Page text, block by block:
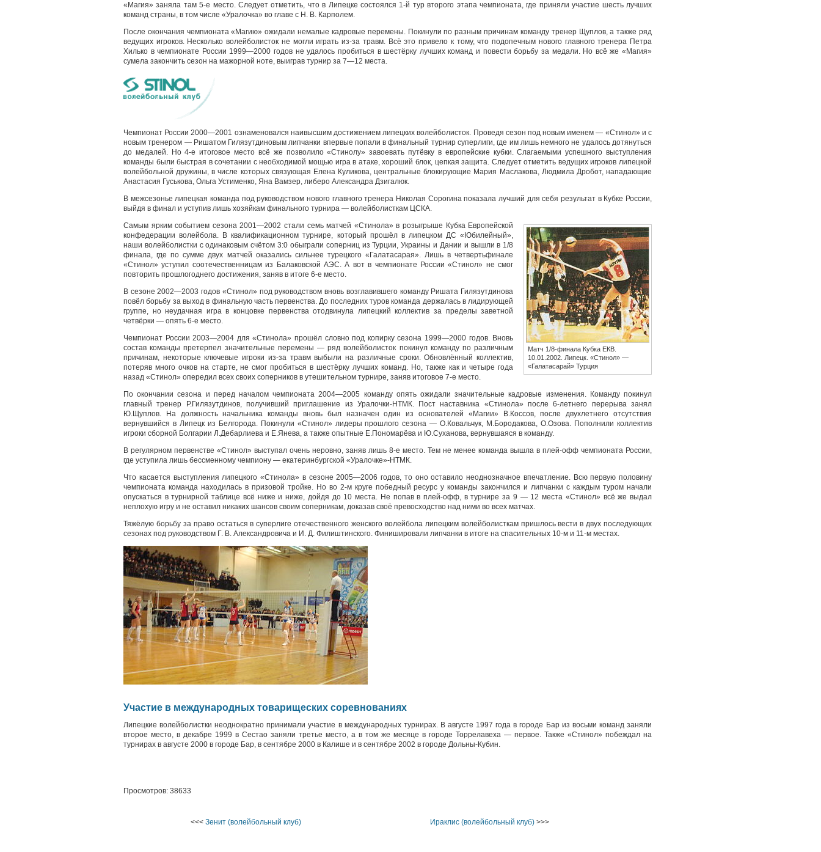
«Магия» заняла там 5-е место. Следует отметить, что в Липецке состоялся 1-й тур второго этапа чемпионата, где приняли участие шесть лучших
команд страны, в том числе «Уралочка» во главе с Н. В. Карполем.
После окончания чемпионата «Магию» ожидали немалые кадровые перемены. Покинули по разным причинам команду тренер Щуплов, а также ряд
ведущих игроков. Несколько волейболисток не могли играть из-за травм. Всё это привело к тому, что подопечным нового главного тренера Петра
Хилько в чемпионате России 1999—2000 годов не удалось пробиться в шестёрку лучших команд и повести борьбу за медали. Но всё же «Магия»
сумела закончить сезон на мажорной ноте, выиграв турнир за 7—12 места.
Чемпионат России 2000—2001 ознаменовался наивысшим достижением липецких волейболисток. Проведя сезон под новым именем — «Стинол» и с
новым тренером — Ришатом Гилязутдиновым липчанки впервые попали в финальный турнир суперлиги, где им лишь немного не удалось дотянуться
до медалей. Но 4-е итоговое место всё же позволило «Стинолу» завоевать путёвку в европейские кубки. Слагаемыми успешного выступления
команды были быстрая в сочетании с необходимой мощью игра в атаке, хороший блок, цепкая защита. Следует отметить ведущих игроков липецкой
волейбольной дружины, в числе которых связующая Елена Куликова, центральные блокирующие Мария Маслакова, Людмила Дробот, нападающие
Анастасия Гуськова, Ольга Устименко, Яна Вамзер, либеро Александра Дзигалюк.
В межсезонье липецкая команда под руководством нового главного тренера Николая Сорогина показала лучший для себя результат в Кубке России,
выйдя в финал и уступив лишь хозяйкам финального турнира — волейболисткам ЦСКА.
Матч 1/8-финала Кубка ЕКВ.
10.01.2002. Липецк. «Стинол» —
«Галатасарай» Турция
Самым ярким событием сезона 2001—2002 стали семь матчей «Стинола» в розыгрыше Кубка Европейской
конфедерации волейбола. В квалификационном турнире, который прошёл в липецком ДС «Юбилейный»,
наши волейболистки с одинаковым счётом 3:0 обыграли соперниц из Турции, Украины и Дании и вышли в 1/8
финала, где по сумме двух матчей оказались сильнее турецкого «Галатасарая». Лишь в четвертьфинале
«Стинол» уступил соотечественницам из Балаковской АЭС. А вот в чемпионате России «Стинол» не смог
повторить прошлогоднего достижения, заняв в итоге 6-е место.
В сезоне 2002—2003 годов «Стинол» под руководством вновь возглавившего команду Ришата Гилязутдинова
повёл борьбу за выход в финальную часть первенства. До последних туров команда держалась в лидирующей
группе, но неудачная игра в концовке первенства отодвинула липецкий коллектив за пределы заветной
четвёрки — опять 6-е место.
Чемпионат России 2003—2004 для «Стинола» прошёл словно под копирку сезона 1999—2000 годов. Вновь
состав команды претерпел значительные перемены — ряд волейболисток покинул команду по различным
причинам, некоторые ключевые игроки из-за травм выбыли на различные сроки. Обновлённый коллектив,
потеряв много очков на старте, не смог пробиться в шестёрку лучших команд. Но, также как и четыре года
назад «Стинол» опередил всех своих соперников в утешительном турнире, заняв итоговое 7-е место.
По окончании сезона и перед началом чемпионата 2004—2005 команду опять ожидали значительные кадровые изменения. Команду покинул
главный тренер Р.Гилязутдинов, получивший приглашение из Уралочки-НТМК. Пост наставника «Стинола» после 6-летнего перерыва занял
Ю.Щуплов. На должность начальника команды вновь был назначен один из основателей «Магии» В.Коссов, после двухлетнего отсутствия
вернувшийся в Липецк из Белгорода. Покинули «Стинол» лидеры прошлого сезона — О.Ковальчук, М.Бородакова, О.Озова. Пополнили коллектив
игроки сборной Болгарии Л.Дебарлиева и Е.Янева, а также опытные Е.Пономарёва и Ю.Суханова, вернувшаяся в команду.
В регулярном первенстве «Стинол» выступал очень неровно, заняв лишь 8-е место. Тем не менее команда вышла в плей-офф чемпионата России,
где уступила лишь бессменному чемпиону — екатеринбургской «Уралочке»-НТМК.
Что касается выступления липецкого «Стинола» в сезоне 2005—2006 годов, то оно оставило неоднозначное впечатление. Всю первую половину
чемпионата команда находилась в призовой тройке. Но во 2-м круге победный ресурс у команды закончился и липчанки с каждым туром начали
опускаться в турнирной таблице всё ниже и ниже, дойдя до 10 места. Не попав в плей-офф, в турнире за 9 — 12 места «Стинол» всё же выдал
неплохую игру и не оставил никаких шансов своим соперникам, доказав своё превосходство над ними во всех матчах.
Тяжёлую борьбу за право остаться в суперлиге отечественного женского волейбола липецким волейболисткам пришлось вести в двух последующих
сезонах под руководством Г. В. Александровича и И. Д. Филиштинского. Финишировали липчанки в итоге на спасительных 10-м и 11-м местах.
Участие в международных товарищеских соревнованиях
Липецкие волейболистки неоднократно принимали участие в международных турнирах. В августе 1997 года в городе Бар из восьми команд заняли
второе место, в декабре 1999 в Сестао заняли третье место, а в том же месяце в городе Торрелавеха — первое. Также «Стинол» побеждал на
турнирах в августе 2000 в городе Бар, в сентябре 2000 в Калише и в сентябре 2002 в городе Дольны-Кубин.
Просмотров: 38633
<<< Зенит (волейбольный клуб) Ираклис (волейбольный клуб) >>>